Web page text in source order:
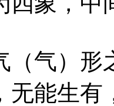
气）形
无能生有